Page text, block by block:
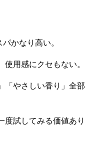
かなり高い。
用感にクセもない。
やさしい香り」 全部
度試してみる価値あり